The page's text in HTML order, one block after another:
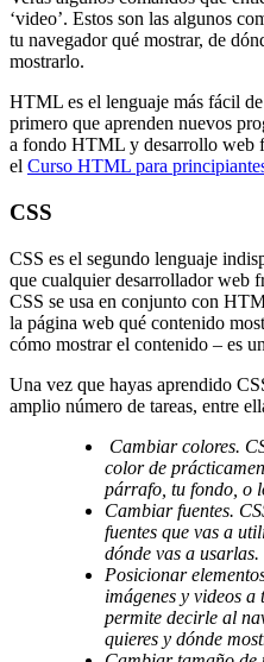
‘video’. Estos son las algunos
tu navegador qué mostrar, de
mostrarlo.
HTML es el lenguaje más fácil
primero que aprenden nuevos
a fondo HTML y desarrollo web
el Curso HTML para
CSS
CSS es el segundo lenguaje
que cualquier desarrollador web
CSS se usa en conjunto con
la página web qué contenido
cómo mostrar el contenido – es
Una vez que hayas aprendido
amplio número de tareas, entre
Cambiar colores.
color de
párrafo, tu fondo, o
Cambiar fuentes.
fuentes que vas a
dónde vas a usarlas.
Posicionar
imágenes y videos a
permite decirle al
quieres y dónde